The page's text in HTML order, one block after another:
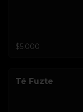
$5.000
Té Fuzte